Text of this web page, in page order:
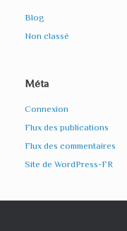
Blog
Non classé
Méta
Connexion
Flux des publications
Flux des commentaires
Site de WordPress-FR